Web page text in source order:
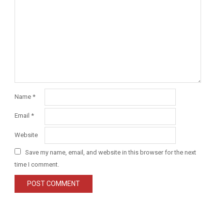
Name *
Email *
Website
Save my name, email, and website in this browser for the next
time I comment.